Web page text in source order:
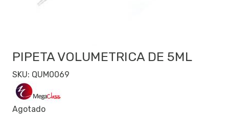
PIPETA VOLUMETRICA DE 5ML
SKU: QUM0069
Agotado